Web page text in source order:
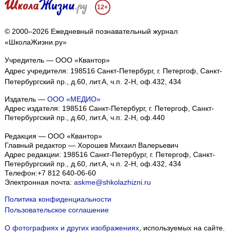
12+
© 2000–2026 Ежедневный познавательный журнал
«ШколаЖизни.ру»
Учредитель — ООО «Квантор»
Адрес учредителя: 198516 Санкт-Петербург, г. Петергоф, Санкт-
Петербургский пр., д.60, лит.А, ч.п. 2-Н, оф.432, 434
Издатель — ООО «МЕДИО»
Адрес издателя: 198516 Санкт-Петербург, г. Петергоф, Санкт-
Петербургский пр., д.60, лит.А, ч.п. 2-Н, оф.440
Редакция — ООО «Квантор»
Главный редактор — Хорошев Михаил Валерьевич
Адрес редакции: 198516 Санкт-Петербург, г. Петергоф Санкт-
Петербургский пр., д.60, лит.А, ч.п. 2-Н, оф.432, 434
Телефон:+7 812 640-06-60
Электронная почта: askme@shkolazhizni.ru
Политика конфиденциальности
Пользовательское соглашение
О фотографиях и других изображениях, используемых на сайте.